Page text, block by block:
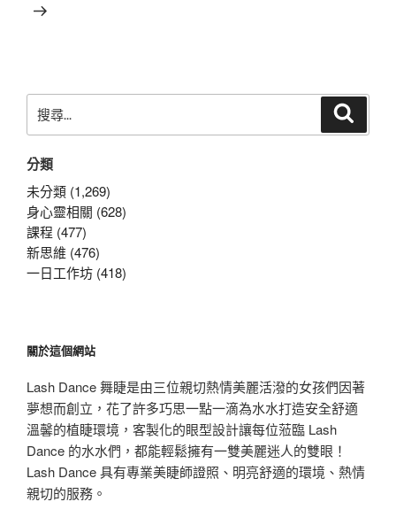
尋
鍵
字:
分類
未分類 (1,269)
身心靈相關 (628)
課程 (477)
新思維 (476)
一日工作坊 (418)
關於這個網站
Lash Dance 舞睫是由三位親切熱情美麗活潑的女孩們因著
夢想而創立，花了許多巧思一點一滴為水水打造安全舒適
溫馨的植睫環境，客製化的眼型設計讓每位蒞臨 Lash
Dance 的水水們，都能輕鬆擁有一雙美麗迷人的雙眼！
Lash Dance 具有專業美睫師證照、明亮舒適的環境、熱情
親切的服務。